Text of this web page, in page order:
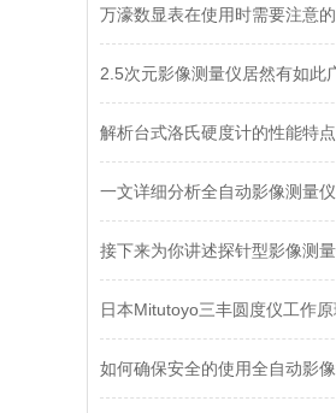
解析台式洛氏硬度计的性能特点